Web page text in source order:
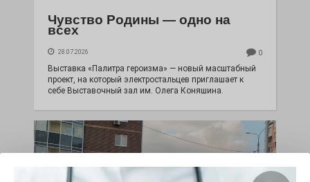
Чувство Родины — одно на
всех
28.07.2026 0
Выставка «Палитра героизма» — новый масштабный
проект, на который электростальцев приглашает к
себе Выставочный зал им. Олега Коняшина.